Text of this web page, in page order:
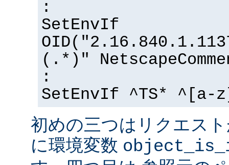
:
SetEnvIf
(.*)"
:
SetEnvIf ^TS* ^[a-
初めの三つはリクエス
に環境変数